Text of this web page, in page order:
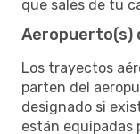
que sales de tu
Aeropuerto(s)
Los trayectos
parten del
designado si
están equipadas